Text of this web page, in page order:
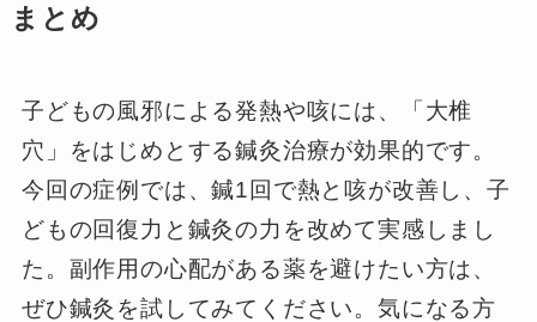
まとめ
子どもの風邪による発熱や咳には、「大椎
穴」をはじめとする鍼灸治療が効果的です。
今回の症例では、鍼1回で熱と咳が改善し、子
どもの回復力と鍼灸の力を改めて実感しまし
た。副作用の心配がある薬を避けたい方は、
ぜひ鍼灸を試してみてください。気になる方